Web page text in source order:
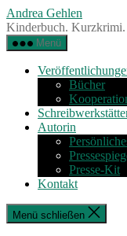
Zum
Inhalt
springen
Andrea Gehlen
Kinderbuch. Kurzkrimi.
Menü
Bücher
Autorin
Presse-Kit
Kontakt
Menü schließen